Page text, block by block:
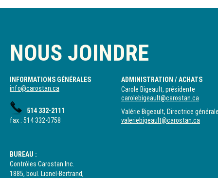
NOUS JOINDRE
INFORMATIONS GÉNÉRALES
info@carostan.ca
514 332-2111
fax : 514 332-0758
ADMINISTRATION / ACHATS
Carole Bigeault, présidente
carolebigeault@carostan.ca
Valérie Bigeault, Directrice
valeriebigeault@carostan.ca
BUREAU :
Contrôles Carostan Inc.
1885, boul. Lionel-Bertrand,